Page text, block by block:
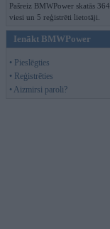
Pašreiz BMWPower skatās 364
viesi un 5 reģistrēti lietotāji.
Ienākt BMWPower
• Pieslēgties
• Reģistrēties
• Aizmirsi paroli?